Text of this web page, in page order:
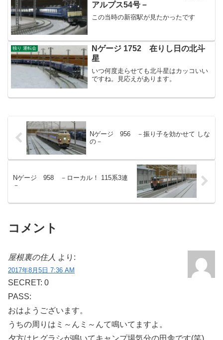
アルプス54号－
この当時の新宿駅が見たかったです
独り 運転会
Nゲージ 1752 在りし日の北斗
星
いつ何度走らせても北斗星はカッコいい
ですね。見応えがあります。
Nゲージ 956 －振り子を効かせて しな
の－
Nゲージ 958 －ローカル！ 115系3連
－
コメント
屋根裏の住人 より:
2017年8月5日 7:36 AM
SECRET: 0
PASS:
おはようございます。
うちの周りはミ～んミ～んて鳴いてますよ。
夕方はヒグラシが鳴いてキャンプ場気分の田舎です(笑)